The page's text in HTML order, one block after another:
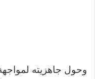
وحول جاهزيته